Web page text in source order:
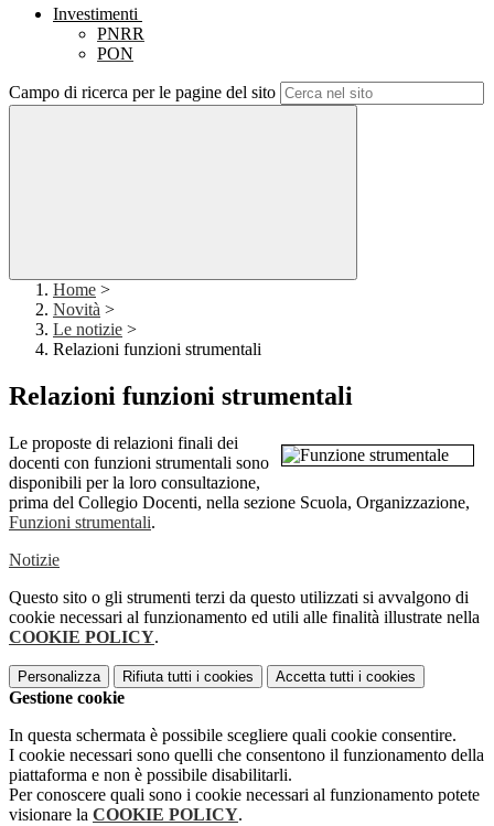
Investimenti
PNRR
PON
Campo di ricerca per le pagine del sito
Home >
Novità >
Le notizie >
Relazioni funzioni strumentali
Relazioni funzioni strumentali
Le proposte di relazioni finali dei
docenti con funzioni strumentali sono
disponibili per la loro consultazione,
prima del Collegio Docenti, nella sezione Scuola, Organizzazione,
Funzioni strumentali.
Notizie
Questo sito o gli strumenti terzi da questo utilizzati si avvalgono di
cookie necessari al funzionamento ed utili alle finalità illustrate nella
COOKIE POLICY.
Personalizza Rifiuta tutti i cookies Accetta tutti i cookies
Gestione cookie
In questa schermata è possibile scegliere quali cookie consentire.
I cookie necessari sono quelli che consentono il funzionamento della
piattaforma e non è possibile disabilitarli.
Per conoscere quali sono i cookie necessari al funzionamento potete
visionare la COOKIE POLICY.